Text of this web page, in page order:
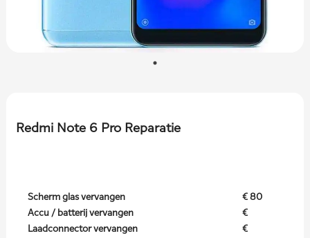
Redmi Note 6 Pro Reparatie
Scherm glas vervangen
€ 80
Accu / batterij vervangen
€
Laadconnector vervangen
€